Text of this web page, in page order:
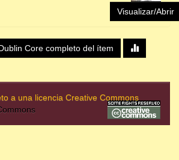
Visualizar/Abrir
Core completo del ítem
a una licencia Creative Commons